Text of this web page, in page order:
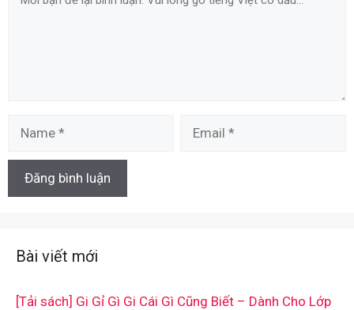
Bài viết mới
[Tải sách] Gi Gỉ Gì Gi Cái Gì Cũng Biết – Dành Cho Lớp